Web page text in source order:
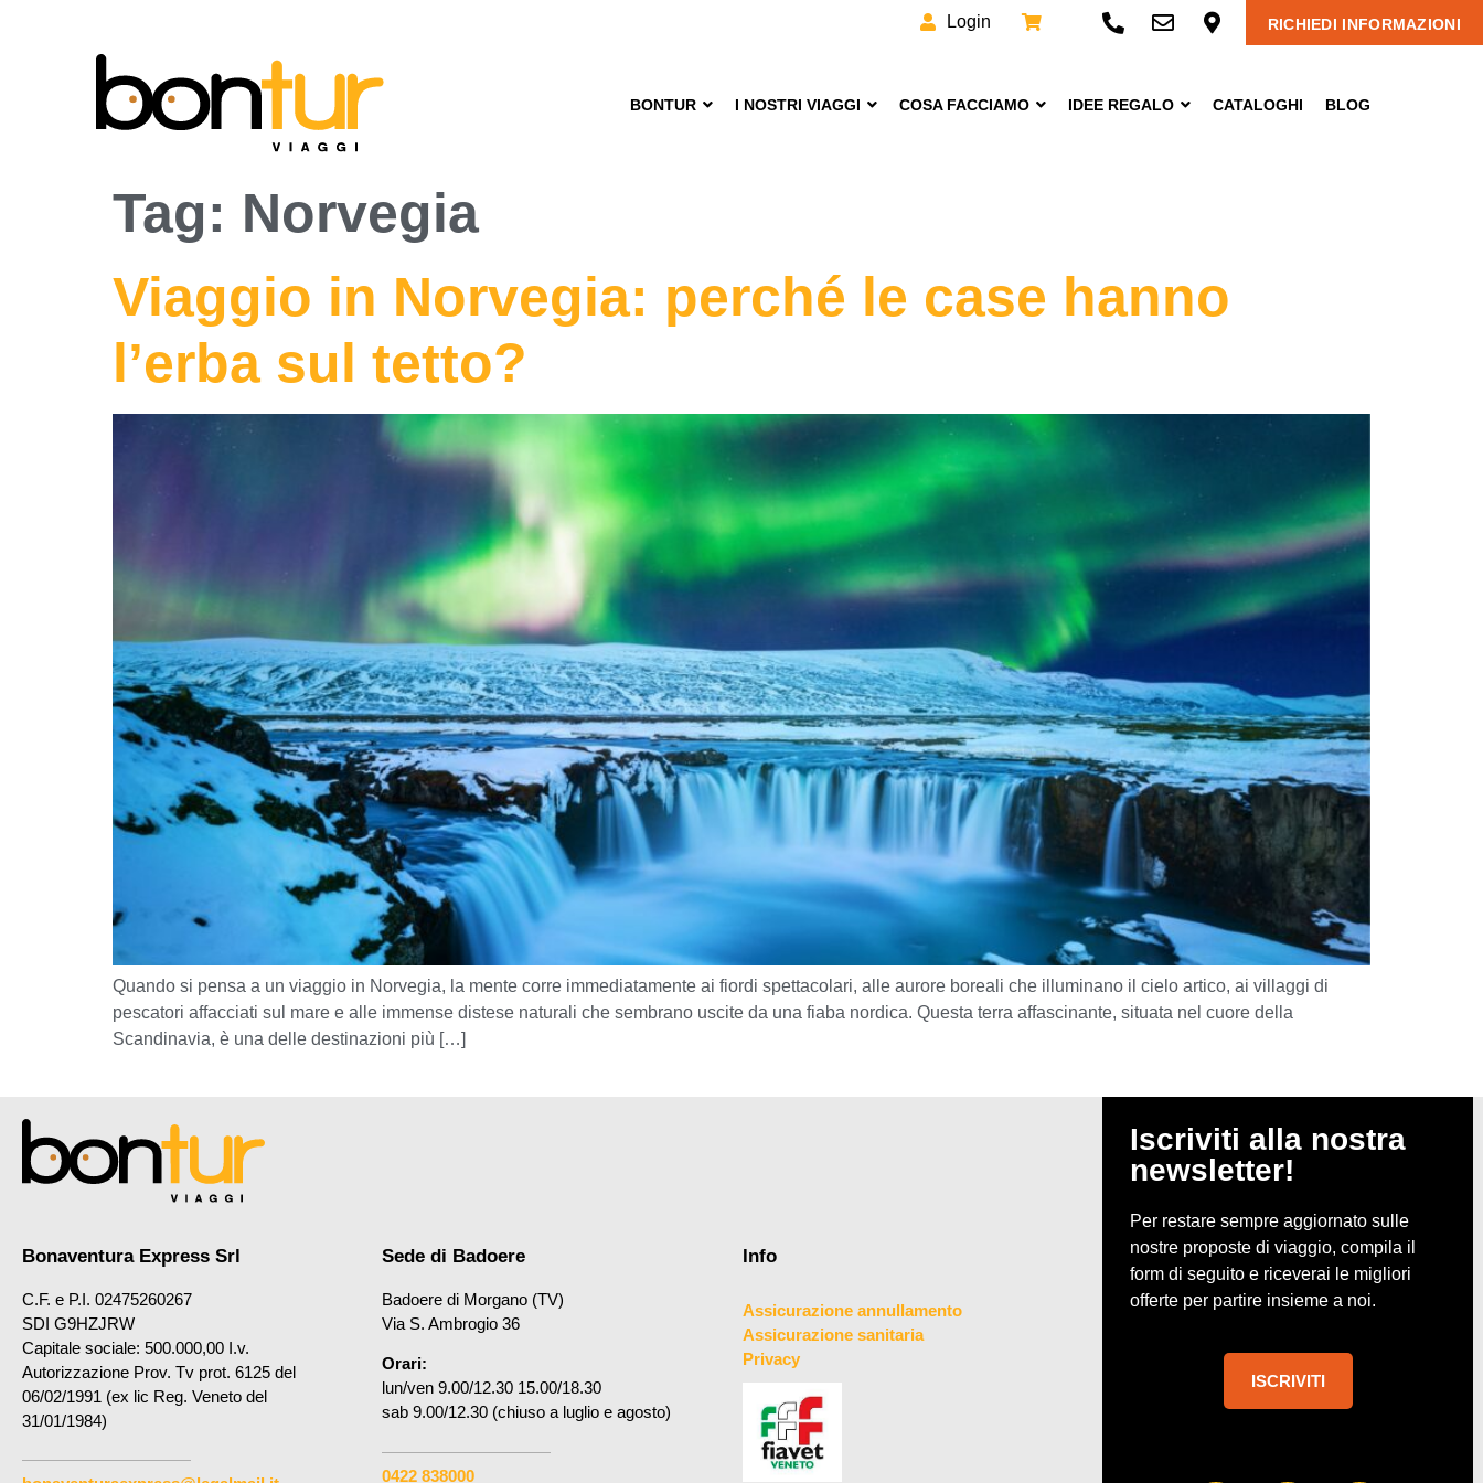
Login RICHIEDI INFORMAZIONI
BONTUR I NOSTRI VIAGGI COSA FACCIAMO IDEE REGALO CATALOGHI BLOG
Tag: Norvegia
Viaggio in Norvegia: perché le case hanno
l’erba sul tetto?
Quando si pensa a un viaggio in Norvegia, la mente corre immediatamente ai fiordi spettacolari, alle aurore boreali che illuminano il cielo artico, ai villaggi di
pescatori affacciati sul mare e alle immense distese naturali che sembrano uscite da una fiaba nordica. Questa terra affascinante, situata nel cuore della
Scandinavia, è una delle destinazioni più […]
Bonaventura Express Srl
C.F. e P.I. 02475260267
SDI G9HZJRW
Capitale sociale: 500.000,00 I.v.
Autorizzazione Prov. Tv prot. 6125 del
06/02/1991 (ex lic Reg. Veneto del
31/01/1984)
Sede di Badoere
Badoere di Morgano (TV)
Via S. Ambrogio 36
Orari:
lun/ven 9.00/12.30 15.00/18.30
sab 9.00/12.30 (chiuso a luglio e agosto)
0422 838000
Info
Assicurazione annullamento
Assicurazione sanitaria
Privacy
Iscriviti alla nostra
newsletter!
Per restare sempre aggiornato sulle
nostre proposte di viaggio, compila il
form di seguito e riceverai le migliori
offerte per partire insieme a noi.
ISCRIVITI